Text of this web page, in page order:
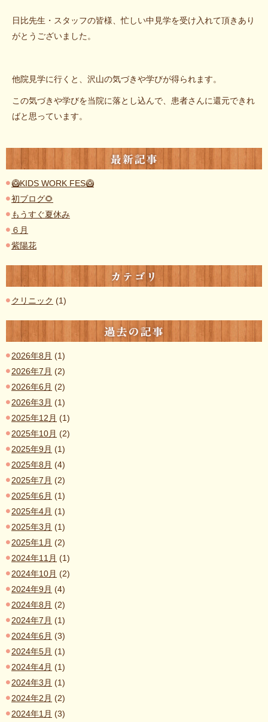
日比先生・スタッフの皆様、忙しい中見学を受け入れて頂きあり
がとうございました。
他院見学に行くと、沢山の気づきや学びが得られます。
この気づきや学びを当院に落とし込んで、患者さんに還元できれ
ばと思っています。
最新記事
🥝KIDS WORK FES🥝
初ブログ🌻
もうすぐ夏休み
６月
紫陽花
カテゴリ
クリニック (1)
過去の記事
2026年8月 (1)
2026年7月 (2)
2026年6月 (2)
2026年3月 (1)
2025年12月 (1)
2025年10月 (2)
2025年9月 (1)
2025年8月 (4)
2025年7月 (2)
2025年6月 (1)
2025年4月 (1)
2025年3月 (1)
2025年1月 (2)
2024年11月 (1)
2024年10月 (2)
2024年9月 (4)
2024年8月 (2)
2024年7月 (1)
2024年6月 (3)
2024年5月 (1)
2024年4月 (1)
2024年3月 (1)
2024年2月 (2)
2024年1月 (3)